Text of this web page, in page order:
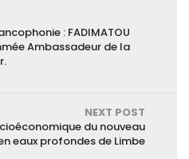
: FADIMATOU
Ambassadeur de la
NEXT POST
du nouveau
eaux profondes de Limbe